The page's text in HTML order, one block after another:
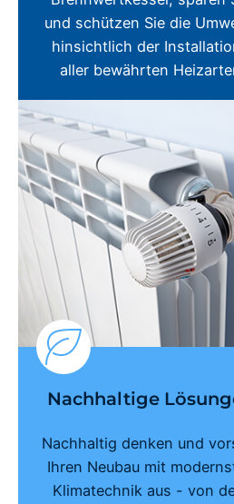
und schützen Sie die
hinsichtlich der
aller bewährten
Nachhaltige
Nachhaltig denken und
Ihren Neubau mit
Klimatechnik aus - von